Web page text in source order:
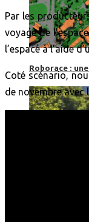
Roborace :
Par les
voyage de
l’espace à l’aide
Coté scénario,
de novembre avec